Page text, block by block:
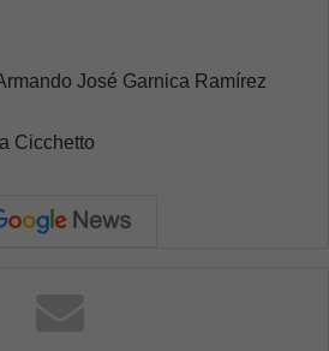
José Garnica Ramírez
Cicchetto